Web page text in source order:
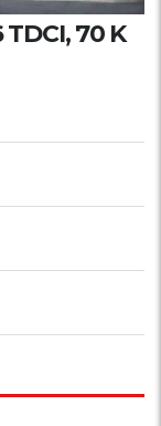
TDCI, 70 K